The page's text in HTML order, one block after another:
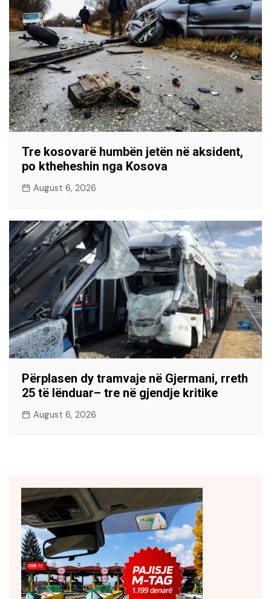
Tre kosovarë humbën jetën në aksident,
po ktheheshin nga Kosova
August 6, 2026
Përplasen dy tramvaje në Gjermani, rreth
25 të lënduar– tre në gjendje kritike
August 6, 2026